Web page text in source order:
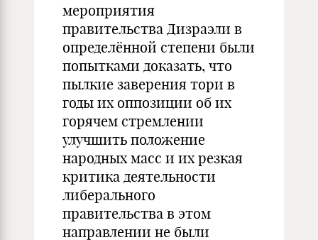
мероприятия
правительства Дизраэли в
определённой степени были
попытками доказать, что
пылкие заверения тори в
годы их оппозиции об их
горячем стремлении
улучшить положение
народных масс и их резкая
критика деятельности
либерального
правительства в этом
направлении не были